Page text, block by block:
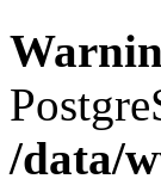
/data/